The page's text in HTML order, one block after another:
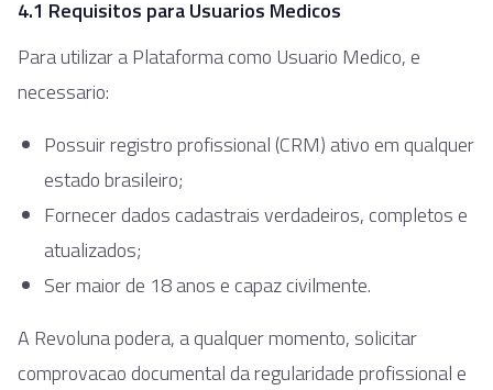
4.1 Requisitos para Usuarios Medicos
Para utilizar a Plataforma como Usuario Medico, e
necessario:
Possuir registro profissional (CRM) ativo em qualquer
estado brasileiro;
Fornecer dados cadastrais verdadeiros, completos e
atualizados;
Ser maior de 18 anos e capaz civilmente.
A Revoluna podera, a qualquer momento, solicitar
comprovacao documental da regularidade profissional e